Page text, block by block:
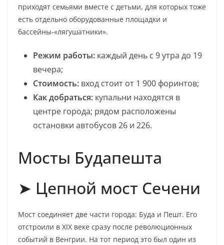
приходят семьями вместе с детьми, для которых тоже
есть отдельно оборудованные площадки и
бассейны-«лягушатники».
Режим работы: каждый день с 9 утра до 19
вечера;
Стоимость: вход стоит от 1 900 форинтов;
Как добраться: купальни находятся в
центре города; рядом расположены
остановки автобусов 26 и 226.
Мосты Будапешта
➤ Цепной мост Сечени
Мост соединяет две части города: Буда и Пешт. Его
отстроили в XIX веке сразу после революционных
событий в Венгрии. На тот период это был один из